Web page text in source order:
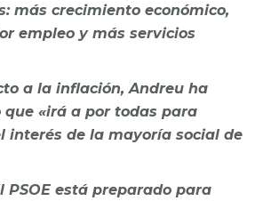
más crecimiento económico,
empleo y más servicios
a la inflación, Andreu ha
que «irá a por todas para
interés de la mayoría social de
PSOE está preparado para